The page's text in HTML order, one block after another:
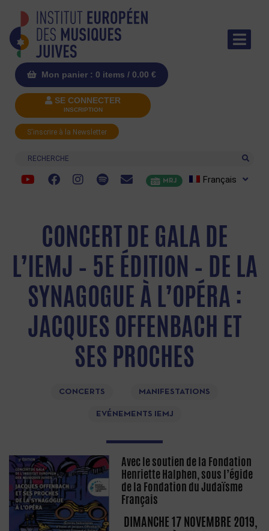
Mon panier : 0 items / 0.00 €
SE CONNECTER
INSCRIPTION
S'inscrire à la Newsletter
Recherche
MRJ Français
CONCERT DE GALA DE
L’IEMJ – 5E ÉDITION – DE LA
SYNAGOGUE À L’OPÉRA :
JACQUES OFFENBACH ET
SES PROCHES
CONCERTS MANIFESTATIONS
EVÉNEMENTS IEMJ
Avec le soutien de la Fondation
Henriette Halphen, sous l’égide
de la Fondation du Judaïsme
Français
DIMANCHE 17 NOVEMBRE 2019,